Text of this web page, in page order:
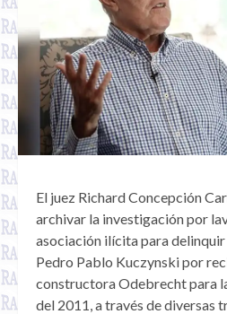
El juez Richard Concepción
archivar la investigación por
asociación ilícita para
Pedro Pablo Kuczynski por
constructora Odebrecht para
del 2011, a través de diversas